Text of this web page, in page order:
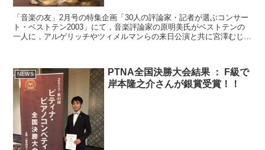
「音楽の友」2月号の特集企画「30人の評論家・記者が選ぶコンサー
ト・ベストテン2003」にて，音楽評論家の原明美氏がベストテンの
一人に，アルゲリッチやツィメルマンらの来日公演と共に宮澤むじか
NEWS
PTNA全国決勝大会結果 ： F級で
岸本隆之介さんが銀賞受賞！！